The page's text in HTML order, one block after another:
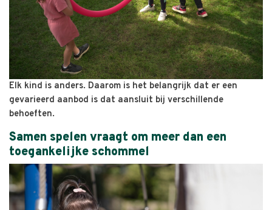
Elk kind is anders. Daarom is het belangrijk dat er een
gevarieerd aanbod is dat aansluit bij verschillende
behoeften.
Samen spelen vraagt om meer dan een
toegankelijke schommel